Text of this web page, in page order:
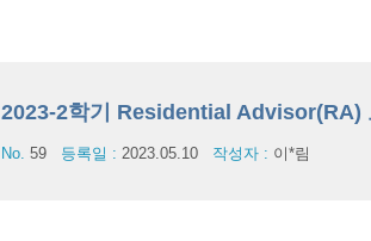
2023-2학기 Residential Advisor(RA)
No. 59 등록일 : 2023.05.10 작성자 : 이*림